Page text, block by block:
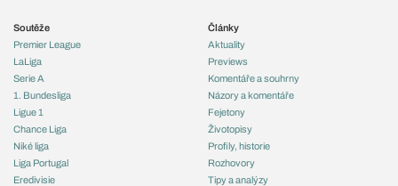
Soutěže
Premier League
LaLiga
Serie A
1. Bundesliga
Ligue 1
Chance Liga
Niké liga
Liga Portugal
Eredivisie
Články
Aktuality
Previews
Komentáře a souhrny
Názory a komentáře
Fejetony
Životopisy
Profily, historie
Rozhovory
Tipy a analýzy